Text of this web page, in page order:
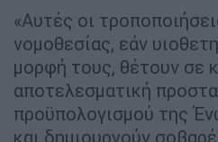
μορφή τους, θέτουν σε
αποτελεσματική
προϋπολογισμού της
και δημιουργούν
άποψη του σεβασμού
αναφέρει